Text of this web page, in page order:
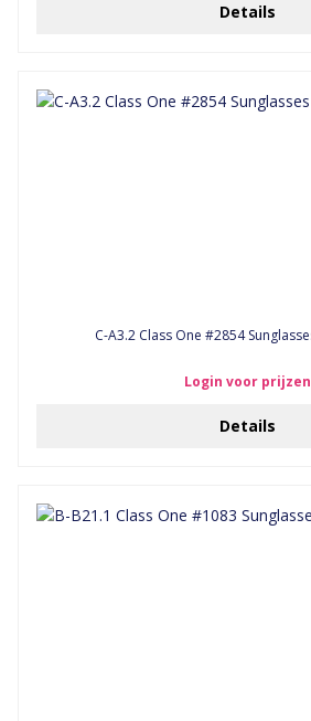
Details
C-A3.2 Class One #2854
Login voor prijzen
Details